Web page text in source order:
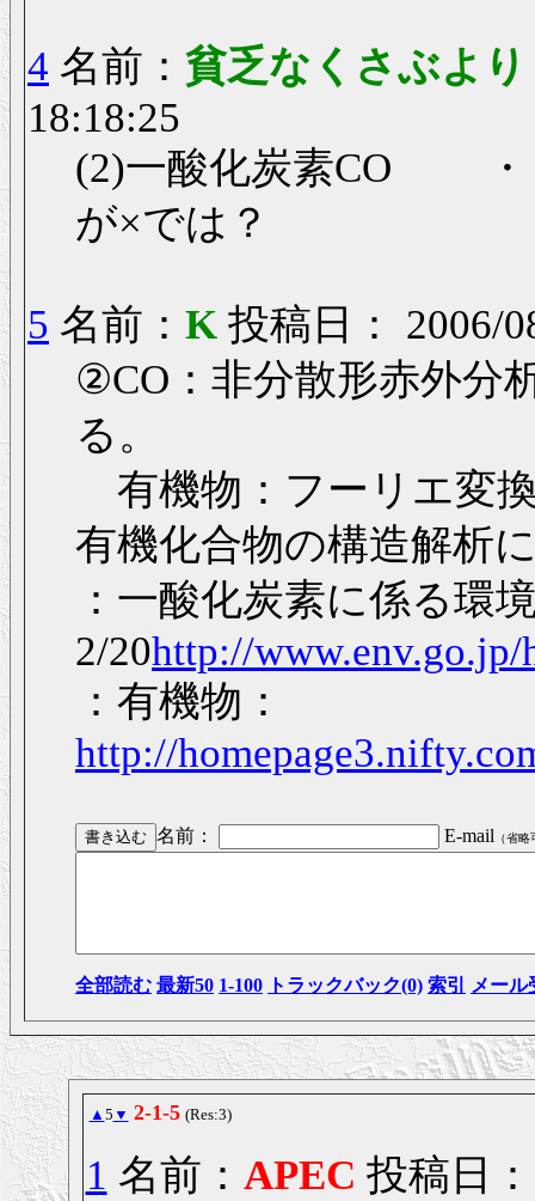
4 名前： 貧乏なくさぶよ
18:18:25
(2)一酸化炭素CO ・
が×では？
5 名前： K 投稿日： 2006/
②CO：非分散形赤外分
る。
有機物：フーリエ変
有機化合物の構造解析
：一酸化炭素に係る環
2/20http://www.env.go.jp/
：有機物：
http://
名前： E-mail （省略
全部読む 最新50 1-100 トラックバック(0) 索引 メール
▲ 5 ▼ 2-1-5 (Res:3)
1 名前： APEC 投稿日